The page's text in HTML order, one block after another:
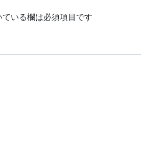
ている欄は必須項目です